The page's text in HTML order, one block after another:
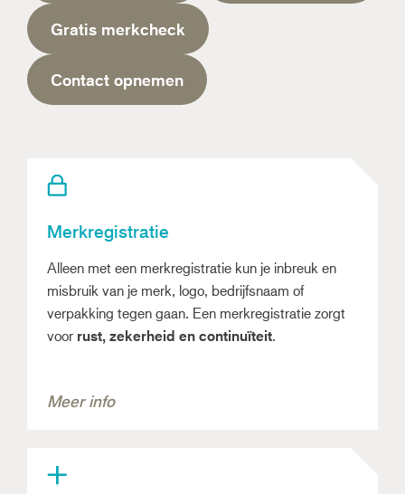
Gratis merkcheck
Contact opnemen
Merkregistratie
Alleen met een merkregistratie kun je inbreuk en
misbruik van je merk, logo, bedrijfsnaam of
verpakking tegen gaan. Een merkregistratie zorgt
voor rust, zekerheid en continuïteit
Meer info